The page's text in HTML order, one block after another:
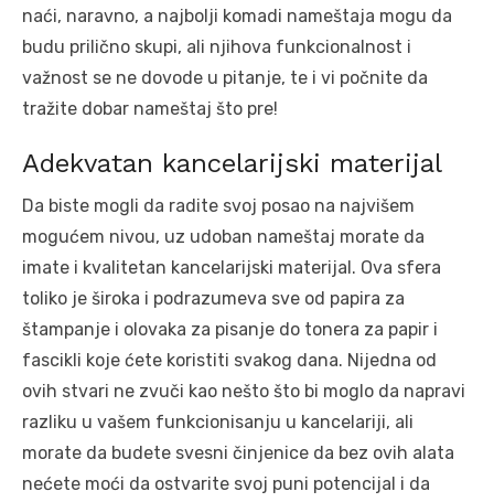
naći, naravno, a najbolji komadi nameštaja mogu da
budu prilično skupi, ali njihova funkcionalnost i
važnost se ne dovode u pitanje, te i vi počnite da
tražite dobar nameštaj što pre!
Adekvatan kancelarijski materijal
Da biste mogli da radite svoj posao na najvišem
mogućem nivou, uz udoban nameštaj morate da
imate i kvalitetan kancelarijski materijal. Ova sfera
toliko je široka i podrazumeva sve od papira za
štampanje i olovaka za pisanje do tonera za papir i
fascikli koje ćete koristiti svakog dana. Nijedna od
ovih stvari ne zvuči kao nešto što bi moglo da napravi
razliku u vašem funkcionisanju u kancelariji, ali
morate da budete svesni činjenice da bez ovih alata
nećete moći da ostvarite svoj puni potencijal i da